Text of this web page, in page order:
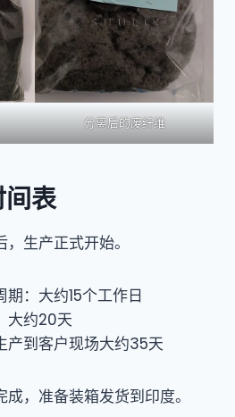
分离后的废纤维
表
生产正式开始。
：大约15个工作日
大约20天
产到客户现场大约35天
，准备装箱发货到印度。